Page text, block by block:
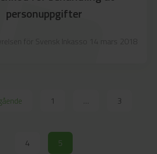
personuppgifter
för Svensk Inkasso 14 mars 2018
1 … 3
4 5